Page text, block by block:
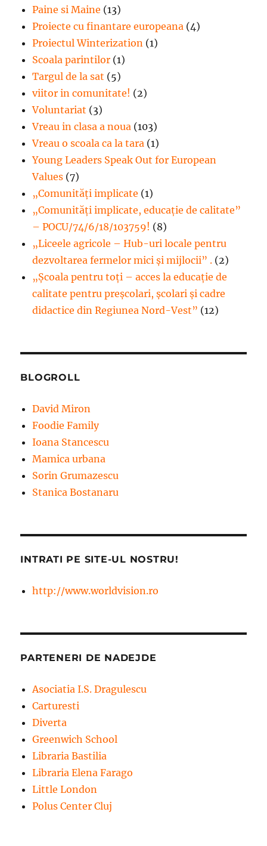
Paine si Maine (13)
Proiecte cu finantare europeana (4)
Proiectul Winterization (1)
Scoala parintilor (1)
Targul de la sat (5)
viitor in comunitate! (2)
Voluntariat (3)
Vreau in clasa a noua (103)
Vreau o scoala ca la tara (1)
Young Leaders Speak Out for European
Values (7)
„Comunități implicate (1)
„Comunități implicate, educație de calitate”
– POCU/74/6/18/103759! (8)
„Liceele agricole – Hub-uri locale pentru
dezvoltarea fermelor mici şi mijlocii” . (2)
„Școala pentru toți – acces la educație de
calitate pentru preșcolari, școlari și cadre
didactice din Regiunea Nord-Vest” (12)
BLOGROLL
David Miron
Foodie Family
Ioana Stancescu
Mamica urbana
Sorin Grumazescu
Stanica Bostanaru
INTRATI PE SITE-UL NOSTRU!
http://www.worldvision.ro
PARTENERI DE NADEJDE
Asociatia I.S. Dragulescu
Carturesti
Diverta
Greenwich School
Libraria Bastilia
Libraria Elena Farago
Little London
Polus Center Cluj